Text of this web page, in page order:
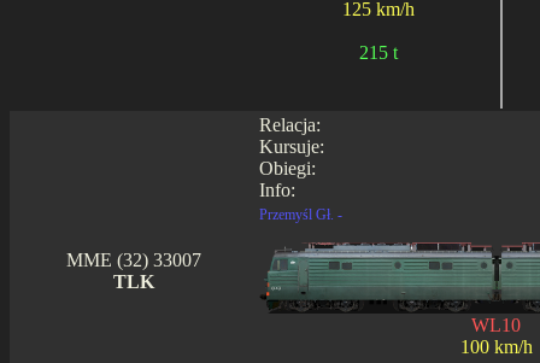
125 km/h
215 t
Relacja:
Kursuje:
Obiegi:
Info:
MME (32) 33007
TLK
Przemyśl Gł. -
WL10
100 km/h